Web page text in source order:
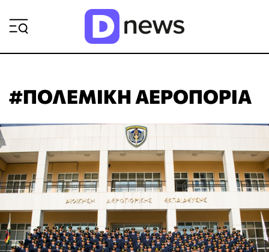
#ΠΟΛΕΜΙΚΗ ΑΕΡΟΠΟΡΙΑ